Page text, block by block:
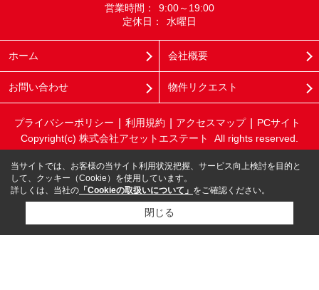
営業時間：
9:00～19:00
定休日：
水曜日
ホーム 会社概要
お問い合わせ 物件リクエスト
プライバシーポリシー 利用規約 アクセスマップ
PCサイト
Copyright(c) 株式会社アセットエステート All rights reserved.
当サイトでは、お客様の当サイト利用状況把握、サービス向上検討を目的と
して、クッキー（Cookie）を使用しています。
詳しくは、当社の 「Cookieの取扱いについて」 をご確認ください。
閉じる